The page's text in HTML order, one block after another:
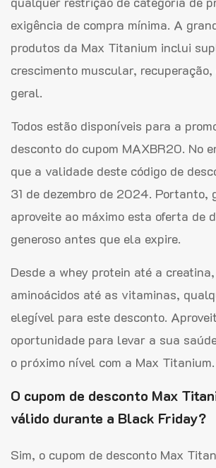
exigência de compra mínima. A
produtos da Max Titanium inclui
crescimento muscular,
geral.
Todos estão disponíveis para a
desconto do cupom MAXBR20. No
que a validade deste código de
31 de dezembro de 2024. Portanto,
aproveite ao máximo esta oferta de
generoso antes que ela expire.
Desde a whey protein até a
aminoácidos até as vitaminas,
elegível para este desconto.
oportunidade para levar a sua
o próximo nível com a Max Titanium.
O cupom de desconto Max
válido durante a Black Friday?
Sim, o cupom de desconto Max